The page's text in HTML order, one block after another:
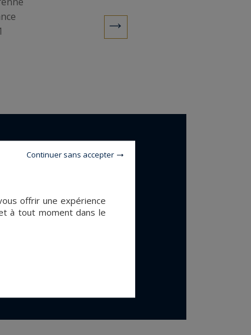
offrir une expérience
à tout moment dans le
Continuer sans accepter